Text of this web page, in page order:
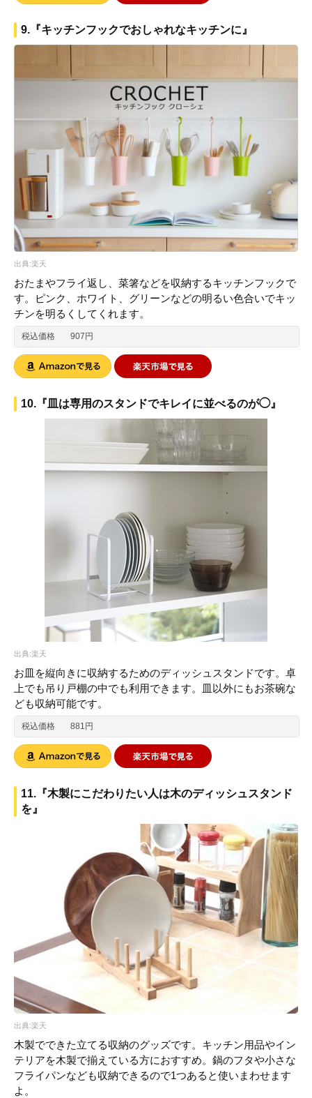
9.『キッチンフックでおしゃれなキッチンに』
出典:楽天
おたまやフライ返し、菜箸などを収納するキッチンフックで
す。ピンク、ホワイト、グリーンなどの明るい色合いでキッ
チンを明るくしてくれます。
税込価格 907円
10.『皿は専用のスタンドでキレイに並べるのが◯』
出典:楽天
お皿を縦向きに収納するためのディッシュスタンドです。卓
上でも吊り戸棚の中でも利用できます。皿以外にもお茶碗な
ども収納可能です。
税込価格 881円
11.『木製にこだわりたい人は木のディッシュスタンド
を』
出典:楽天
木製でできた立てる収納のグッズです。キッチン用品やイン
テリアを木製で揃えている方におすすめ。鍋のフタや小さな
フライパンなども収納できるので1つあると使いまわせます
よ。